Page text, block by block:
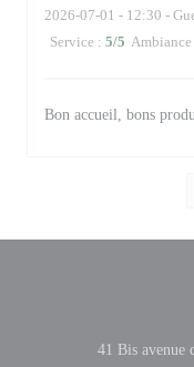
2026-07-01 - 12:30 -
Service : 5/5 Ambiance
Bon accueil, bons
41 Bis avenue